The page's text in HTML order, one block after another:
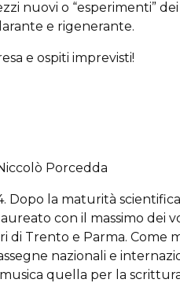
nuovi o “esperimenti” dei
e rigenerante.
e ospiti imprevisti!
Porcedda
Dopo la maturità
con il massimo dei
di Trento e Parma. Come
nazionali e
quella per la